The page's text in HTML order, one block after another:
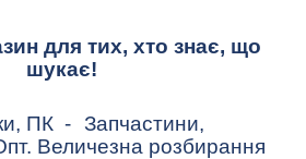
для тих, хто знає, що
шукає!
ПК - Запчастини,
Величезна розбирання